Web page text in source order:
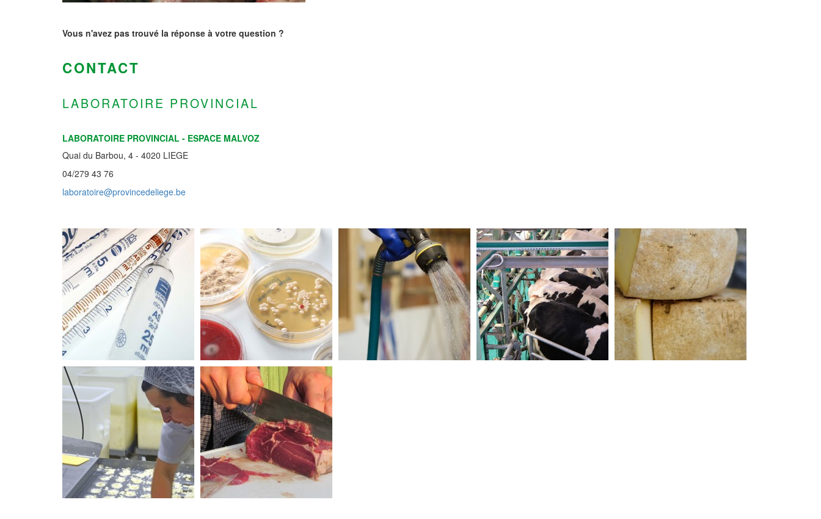
Vous n'avez pas trouvé la réponse à votre question ?
CONTACT
LABORATOIRE PROVINCIAL
LABORATOIRE PROVINCIAL - ESPACE MALVOZ
Quai du Barbou, 4 - 4020 LIEGE
04/279 43 76
laboratoire@provincedeliege.be